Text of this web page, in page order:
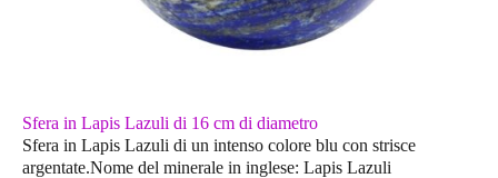
Sfera in Lapis Lazuli di 16 cm di diametro
Sfera in Lapis Lazuli di un intenso colore blu con strisce
argentate.Nome del minerale in inglese: Lapis Lazuli